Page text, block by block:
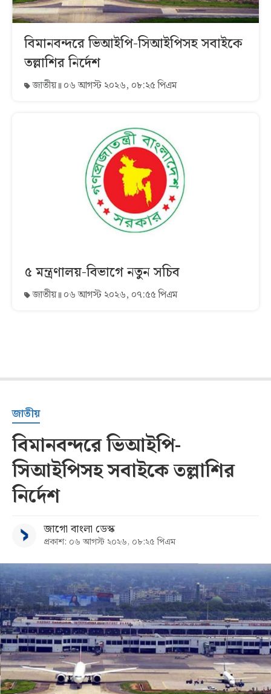
বিমানবন্দরে ভিআইপি-সিআইপিসহ সবাইকে
তল্লাশির নির্দেশ
জাতীয় ০৬ আগস্ট ২০২৬, ০৮:২৫ পিএম
৫ মন্ত্রণালয়-বিভাগে নতুন সচিব
জাতীয় ০৬ আগস্ট ২০২৬, ০৭:৫৫ পিএম
জাতীয়
বিমানবন্দরে ভিআইপি-
সিআইপিসহ সবাইকে তল্লাশির
নির্দেশ
জাগো বাংলা ডেস্ক
প্রকাশ: ০৬ আগস্ট ২০২৬, ০৮:২৫ পিএম